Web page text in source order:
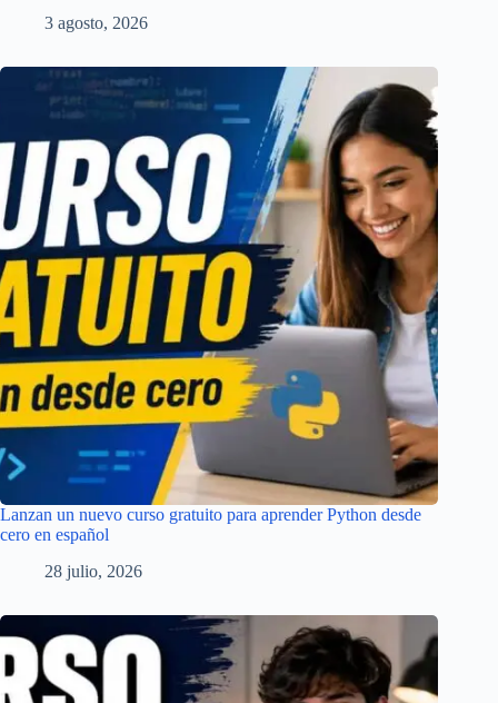
3 agosto, 2026
Lanzan un nuevo curso gratuito para aprender Python desde
cero en español
28 julio, 2026